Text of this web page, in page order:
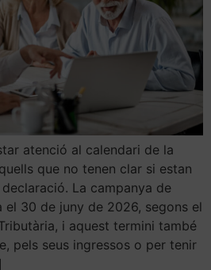
atenció al calendari de la
que no tenen clar si estan
La campanya de
el 30 de juny de 2026, segons el
i aquest termini també
pels seus ingressos o per tenir